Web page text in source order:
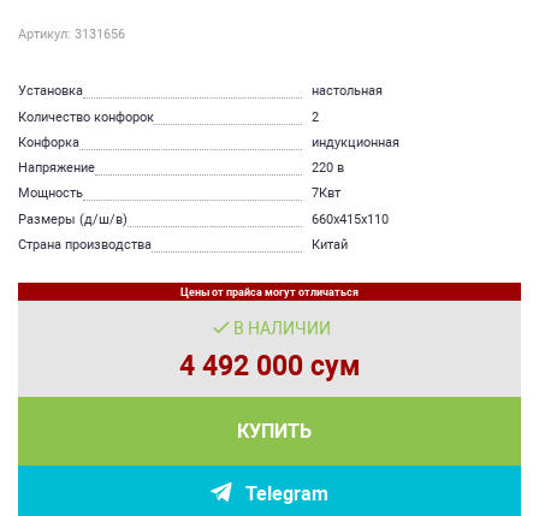
Артикул: 3131656
Установка
настольная
Количество конфорок
2
Конфорка
индукционная
Напряжение
220 в
Мощность
7Квт
Размеры (д/ш/в)
660х415х110
Страна производства
Китай
Цены от прайса могут отличаться
В НАЛИЧИИ
4 492 000 сум
КУПИТЬ
Telegram